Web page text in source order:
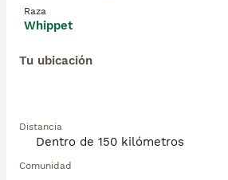
Raza
Whippet
Tu ubicación
Distancia
Comunidad